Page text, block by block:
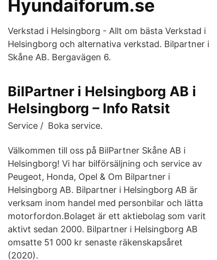
Hyundaiforum.se
Verkstad i Helsingborg - Allt om bästa Verkstad i
Helsingborg och alternativa verkstad. Bilpartner i
Skåne AB. Bergavägen 6.
BilPartner i Helsingborg AB i
Helsingborg – Info Ratsit
Service / Boka service.
Välkommen till oss på BilPartner Skåne AB i
Helsingborg! Vi har bilförsäljning och service av
Peugeot, Honda, Opel & Om Bilpartner i
Helsingborg AB. Bilpartner i Helsingborg AB är
verksam inom handel med personbilar och lätta
motorfordon.Bolaget är ett aktiebolag som varit
aktivt sedan 2000. Bilpartner i Helsingborg AB
omsatte 51 000 kr senaste räkenskapsåret
(2020).